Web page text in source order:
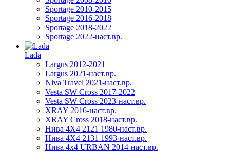
Sportage 2010-2015
Sportage 2016-2018
Sportage 2018-2022
Sportage 2022-наст.вр.
Lada
Largus 2012-2021
Largus 2021-наст.вр.
Niva Travel 2021-наст.вр.
Vesta SW Cross 2017-2022
Vesta SW Cross 2023-наст.вр.
XRAY 2016-наст.вр.
XRAY Cross 2018-наст.вр.
Нива 4X4 2121 1980-наст.вр.
Нива 4X4 2131 1993-наст.вр.
Нива 4х4 URBAN 2014-наст.вр.